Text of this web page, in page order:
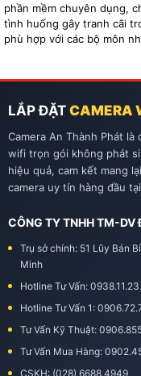
phần mềm chuyên dụng,
tình huống gây tranh cãi
phù hợp với các bộ môn
LẮP ĐẶT CAMERA
Camera An Thành Phát
wifi trọn gói không phát
hiệu quả, cam kết mang
camera uy tín hàng đầu
CÔNG TY TNHH TM-DV
Trụ sở chính: 51 Lũy Bán
Minh
Hotline Tư Vấn:
Hotline Tư Vấn 1:
Tư Vấn Kỹ Thuật:
Tư Vấn Mua Hàng:
CSKH: (028) 6688.4949